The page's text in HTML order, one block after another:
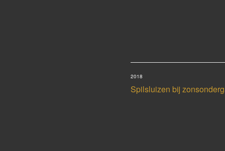
Spilsluizen bij
2018